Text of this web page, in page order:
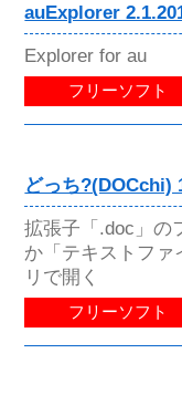
auExplorer
Explorer for au
フリーソフト
どっち?(DOCchi)
拡張子「.doc」の
か「テキストフ
リで開く
フリーソフト